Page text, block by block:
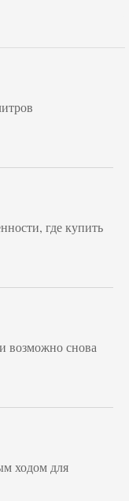
где купить
возможно снова
ходом для